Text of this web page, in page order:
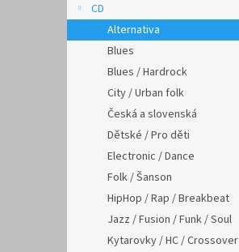
CD
Alternativa
Blues
Blues / Hardrock
City / Urban folk
Česká a slovenská
Dětské / Pro děti
Electronic / Dance
Folk / Šanson
HipHop / Rap / Breakbeat
Jazz / Fusion / Funk / Soul
Kytarovky / HC / Crossover